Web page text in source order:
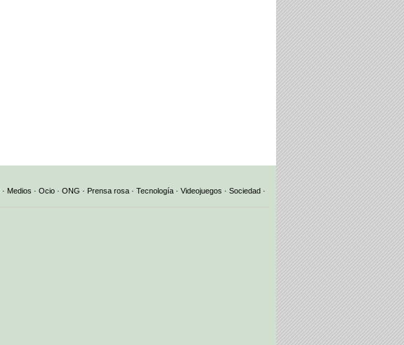
· Medios · Ocio · ONG · Prensa rosa · Tecnología · Videojuegos · Sociedad ·